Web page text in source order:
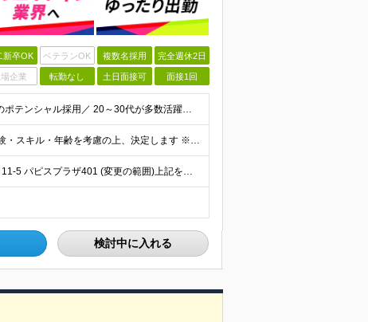
新卒OK ベテランOK 複数名採用 完全週休2日
場企業 転勤なし 土日面接可 面接1回
【学歴不問！未経験・第二新卒歓迎◎】 ＼人柄重視のポテンシャル採用／ 20～30代が多数活躍中です！ ＼1つでも当てはまればぜひご応募を！／ □ 事務作業・デスクワークに興味がある方 □ チームで協
月給25万円～ ※上記はあくまで最低保証給です。経験・スキル・年齢を考慮の上、決定します ※固定残業代（月26時間分・40200円～）を含みます ※超過分は別途支給します ※試用期間3か月（期間中は
東小金井駅から徒歩3分♪ 東京都小金井市梶野町5丁目11-5 パピスプラザ401 (変更の範囲)上記を除く当社関連勤務地
検討中に入れる